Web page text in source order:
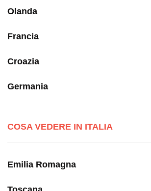
Olanda
Francia
Croazia
Germania
COSA VEDERE IN ITALIA
Emilia Romagna